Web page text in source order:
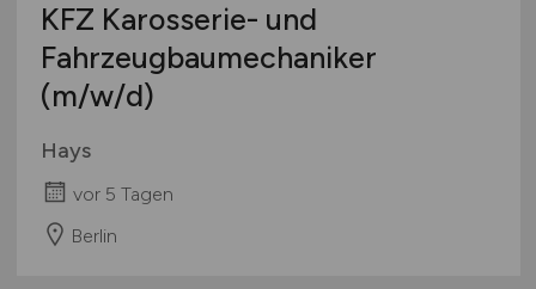
KFZ Karosserie- und
Fahrzeugbaumechaniker
(m/w/d)
Hays
vor 5 Tagen
Berlin